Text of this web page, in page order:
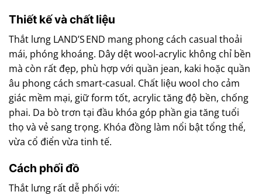
Thiết kế và chất liệu
Thắt lưng LAND’S END mang phong cách casual thoải
mái, phóng khoáng. Dây dệt wool-acrylic không chỉ bền
mà còn rất đẹp, phù hợp với quần jean, kaki hoặc quần
âu phong cách smart-casual. Chất liệu wool cho cảm
giác mềm mại, giữ form tốt, acrylic tăng độ bền, chống
phai. Da bò trơn tại đầu khóa góp phần gia tăng tuổi
thọ và vẻ sang trọng. Khóa đồng làm nổi bật tổng thể,
vừa cổ điển vừa tinh tế.
Cách phối đồ
Thắt lưng rất dễ phối với: